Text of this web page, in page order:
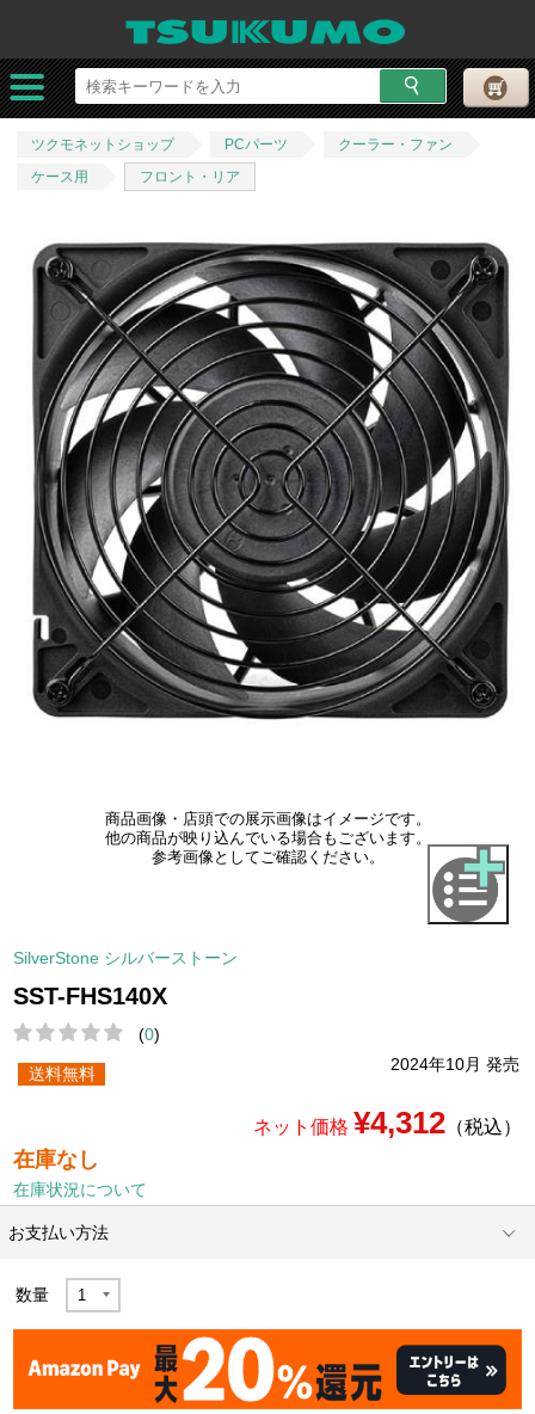
ツクモネットショップ PCパーツ
クーラー・ファン
ケース用
フロント・リア
商品画像・店頭での展示画像はイメージです。
他の商品が映り込んでいる場合もございます。
参考画像としてご確認ください。
SilverStone シルバーストーン
SST-FHS140X
(0)
2024年10月 発売
送料無料
ネット価格 ¥4,312（税込）
在庫なし
在庫状況について
お支払い方法
数量